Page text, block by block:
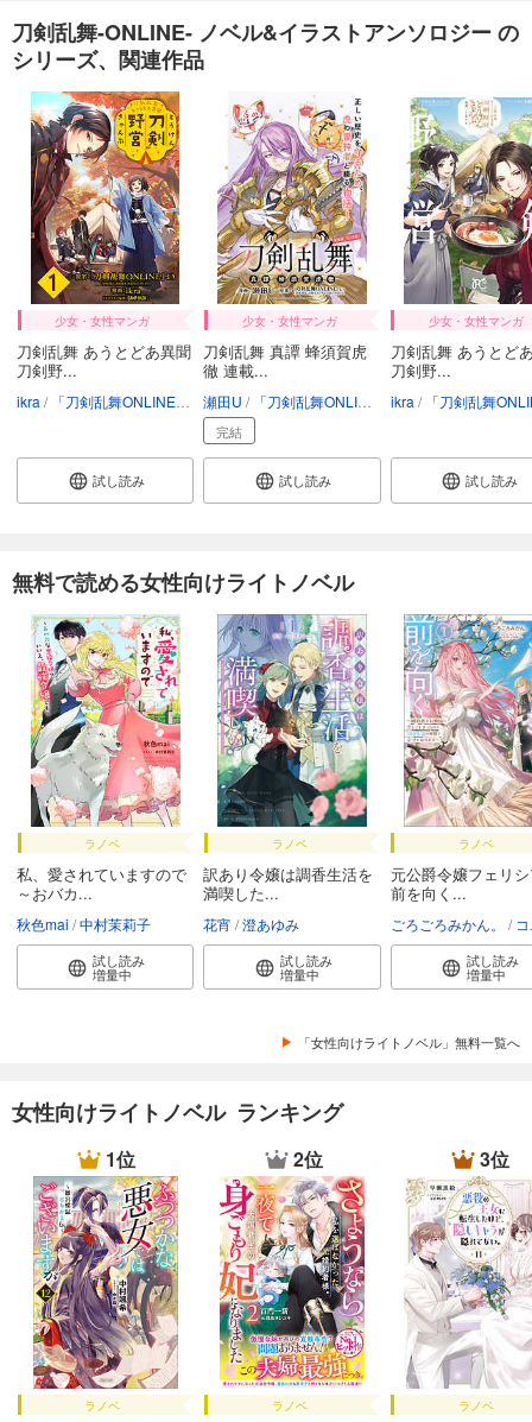
刀剣乱舞-ONLINE- ノベル&イラストアンソロジー の
シリーズ、関連作品
少女・女性マンガ
刀剣乱舞 あうとどあ異聞
刀剣野...
ikra 「刀剣乱舞ONLINE」より（DMM GAMES/NITRO PLUS） CAMP HACK
試し読み
少女・女性マンガ
刀剣乱舞 真譚 蜂須賀虎
徹 連載...
瀬田U 「刀剣乱舞ONLINE」より（DMM GAMES/NITRO PLUS）
完結
試し読み
少女・女性マンガ
刀剣乱舞 あうとど
刀剣野...
ikra 「刀剣乱舞ONLINE」より（DMM GAMES/
試し読み
無料で読める女性向けライトノベル
ラノベ
私、愛されていますので
～おバカ...
秋色mai 中村茉莉子
試し読み
増量中
ラノベ
訳あり令嬢は調香生活を
満喫した...
花宵 澄あゆみ
試し読み
増量中
ラノベ
元公爵令嬢フェリ
前を向く...
ごろごろみかん。 コ
試し読み
増量中
「女性向けライトノベル」無料一覧へ
女性向けライトノベル ランキング
1位
ラノベ
2位
ラノベ
3位
ラノベ